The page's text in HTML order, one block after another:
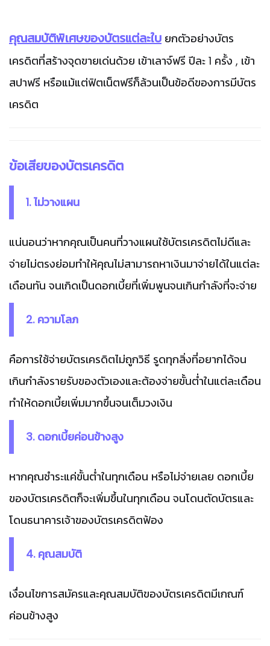
คุณสมบัติพิเศษของบัตรแต่ละใบ ยกตัวอย่างบัตร
เครดิตที่สร้างจุดขายเด่นด้วย เข้าเลาจ์ฟรี ปีละ 1 ครั้ง , เข้า
สปาฟรี หรือแม้แต่ฟิตเน็ตฟรีก็ล้วนเป็นข้อดีของการมีบัตร
เครดิต
ข้อเสียของบัตรเครดิต
1. ไม่วางแผน
แน่นอนว่าหากคุณเป็นคนที่วางแผนใช้บัตรเครดิตไม่ดีและ
จ่ายไม่ตรงย่อมทำให้คุณไม่สามารถหาเงินมาจ่ายได้ในแต่ละ
เดือนทัน จนเกิดเป็นดอกเบี้ยที่เพิ่มพูนจนเกินกำลังที่จะจ่าย
2. ความโลภ
คือการใช้จ่ายบัตรเครดิตไม่ถูกวิธี รูดทุกสิ่งที่อยากได้จน
เกินกำลังรายรับของตัวเองและต้องจ่ายขั้นต่ำในแต่ละเดือน
ทำให้ดอกเบี้ยเพิ่มมากขึ้นจนเต็มวงเงิน
3. ดอกเบี้ยค่อนข้างสูง
หากคุณชำระแค่ขั้นต่ำในทุกเดือน หรือไม่จ่ายเลย ดอกเบี้ย
ของบัตรเครดิตก็จะเพิ่มขึ้นในทุกเดือน จนโดนตัดบัตรและ
โดนธนาคารเจ้าของบัตรเครดิตฟ้อง
4. คุณสมบัติ
เงื่อนไขการสมัครและคุณสมบัติของบัตรเครดิตมีเกณฑ์
ค่อนข้างสูง